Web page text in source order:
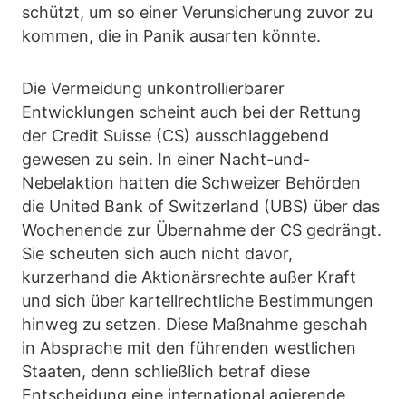
schützt, um so einer Verunsicherung zuvor zu
kommen, die in Panik ausarten könnte.
Die Vermeidung unkontrollierbarer
Entwicklungen scheint auch bei der Rettung
der Credit Suisse (CS) ausschlaggebend
gewesen zu sein. In einer Nacht-und-
Nebelaktion hatten die Schweizer Behörden
die United Bank of Switzerland (UBS) über das
Wochenende zur Übernahme der CS gedrängt.
Sie scheuten sich auch nicht davor,
kurzerhand die Aktionärsrechte außer Kraft
und sich über kartellrechtliche Bestimmungen
hinweg zu setzen. Diese Maßnahme geschah
in Absprache mit den führenden westlichen
Staaten, denn schließlich betraf diese